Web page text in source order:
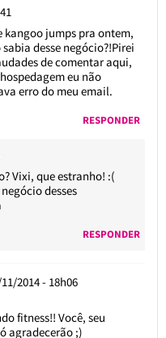
kangoo jumps pra ontem,
desse negócio?!Pirei
de comentar aqui,
eu não
erro do meu email.
RESPONDER
Vixi, que estranho! :(
desses
RESPONDER
2014 - 18h06
fitness!! Você, seu
agradecerão ;)